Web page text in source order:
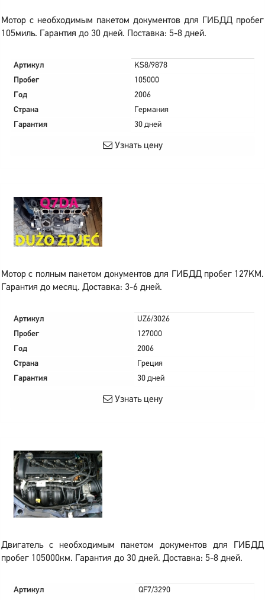
Мотор с необходимым пакетом документов для ГИБДД пробег
105миль. Гарантия до 30 дней. Поставка: 5-8 дней.
Артикул
KS8/9878
Пробег
105000
Год
2006
Страна
Германия
Гарантия
30 дней
Узнать цену
Мотор с полным пакетом документов для ГИБДД пробег 127KM.
Гарантия до месяц. Доставка: 3-6 дней.
Артикул
UZ6/3026
Пробег
127000
Год
2006
Страна
Греция
Гарантия
30 дней
Узнать цену
Двигатель с необходимым пакетом документов для ГИБДД
пробег 105000км. Гарантия до 30 дней. Доставка: 5-8 дней.
Артикул
QF7/3290